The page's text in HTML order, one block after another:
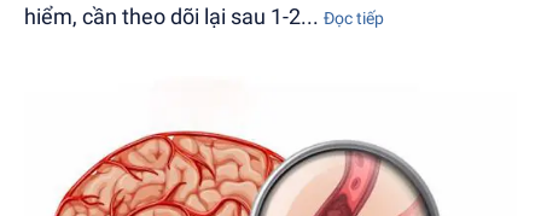
hiểm, cần theo dõi lại sau 1-2... Đọc tiếp